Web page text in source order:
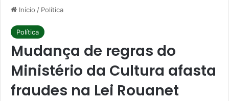
Início / Política
Política
Mudança de regras do
Ministério da Cultura afasta
fraudes na Lei Rouanet